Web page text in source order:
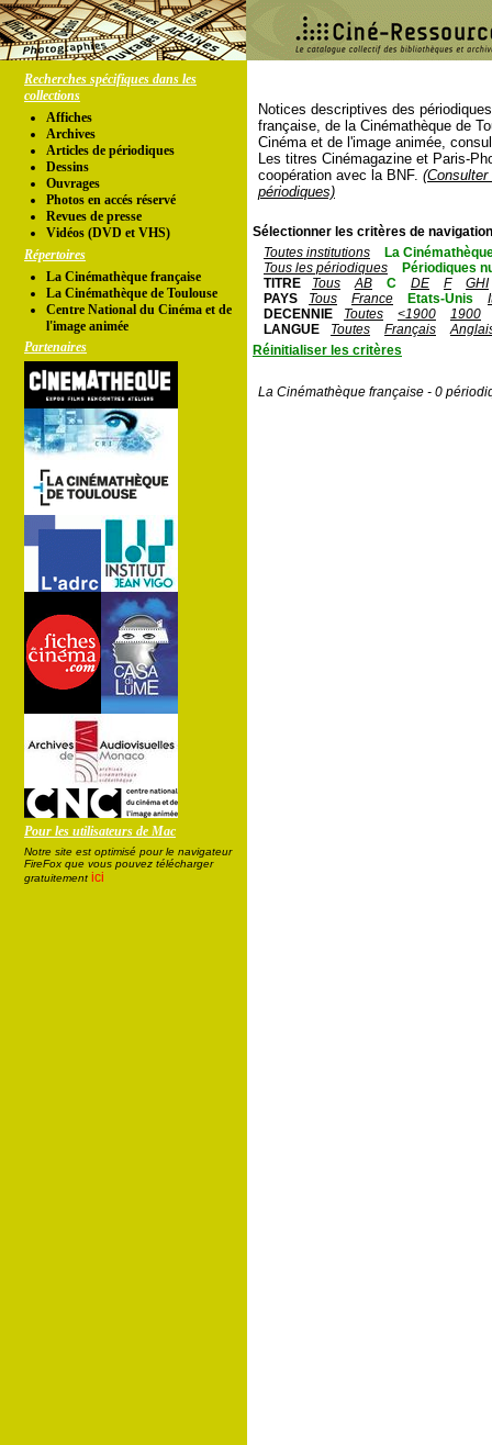
Recherches spécifiques dans les
collections
Affiches
Archives
Articles de périodiques
Dessins
Ouvrages
Photos en accés réservé
Revues de presse
Vidéos (DVD et VHS)
Répertoires
La Cinémathèque française
La Cinémathèque de Toulouse
Centre National du Cinéma et de
l'image animée
Partenaires
Pour les utilisateurs de Mac
Notre site est optimisé pour le navigateur
FireFox que vous pouvez télécharger
gratuitement ici
Notices descriptives des
française, de la Cinémathèque de
Cinéma et de l'image animée,
Les titres Cinémagazine et Paris-
coopération avec la BNF.
périodiques)
Sélectionner les critères de
Toutes institutions
La
Tous les périodiques
Périodiques
TITRE
Tous AB C DE F
GHI
PAYS
Tous France Etats-Unis
DECENNIE
Toutes <1900
1900
LANGUE
Toutes Français
Réinitialiser les critères
La Cinémathèque française - 0